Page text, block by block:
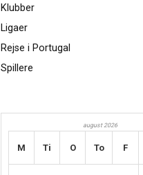
Klubber
Ligaer
Rejse i Portugal
Spillere
august 2026
M Ti O To F